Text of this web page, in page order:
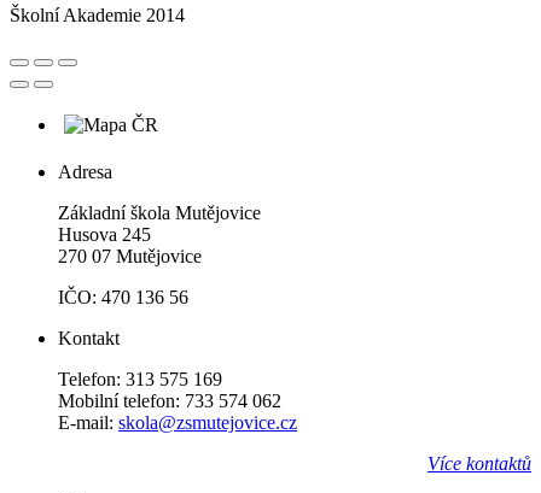
Školní Akademie 2014
Adresa
Základní škola Mutějovice
Husova 245
270 07 Mutějovice
IČO: 470 136 56
Kontakt
Telefon: 313 575 169
Mobilní telefon: 733 574 062
E-mail: skola@zsmutejovice.cz
Více kontaktů